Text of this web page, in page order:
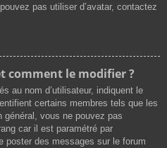
pas utiliser d’avatar, contactez
comment le modifier ?
au nom d’utilisateur, indiquent le
certains membres tels que les
général, vous ne pouvez pas
car il est paramétré par
poster des messages sur le forum